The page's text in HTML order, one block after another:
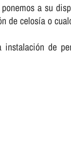
a su
de celosí­a o
de